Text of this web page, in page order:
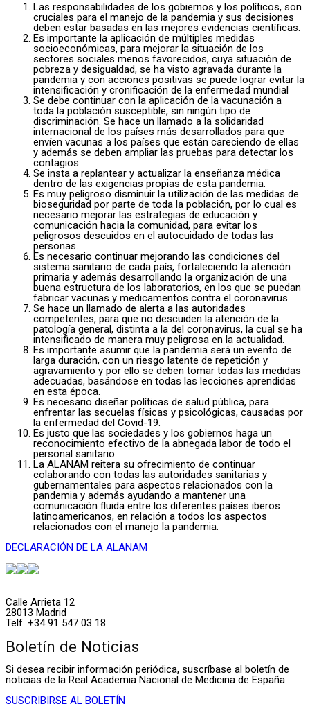
Las responsabilidades de los gobiernos y los políticos, son
cruciales para el manejo de la pandemia y sus decisiones
deben estar basadas en las mejores evidencias científicas.
Es importante la aplicación de múltiples medidas
socioeconómicas, para mejorar la situación de los
sectores sociales menos favorecidos, cuya situación de
pobreza y desigualdad, se ha visto agravada durante la
pandemia y con acciones positivas se puede lograr evitar la
intensificación y cronificación de la enfermedad mundial
Se debe continuar con la aplicación de la vacunación a
toda la población susceptible, sin ningún tipo de
discriminación. Se hace un llamado a la solidaridad
internacional de los países más desarrollados para que
envíen vacunas a los países que están careciendo de ellas
y además se deben ampliar las pruebas para detectar los
contagios.
Se insta a replantear y actualizar la enseñanza médica
dentro de las exigencias propias de esta pandemia.
Es muy peligroso disminuir la utilización de las medidas de
bioseguridad por parte de toda la población, por lo cual es
necesario mejorar las estrategias de educación y
comunicación hacia la comunidad, para evitar los
peligrosos descuidos en el autocuidado de todas las
personas.
Es necesario continuar mejorando las condiciones del
sistema sanitario de cada país, fortaleciendo la atención
primaria y además desarrollando la organización de una
buena estructura de los laboratorios, en los que se puedan
fabricar vacunas y medicamentos contra el coronavirus.
Se hace un llamado de alerta a las autoridades
competentes, para que no descuiden la atención de la
patología general, distinta a la del coronavirus, la cual se ha
intensificado de manera muy peligrosa en la actualidad.
Es importante asumir que la pandemia será un evento de
larga duración, con un riesgo latente de repetición y
agravamiento y por ello se deben tomar todas las medidas
adecuadas, basándose en todas las lecciones aprendidas
en esta época.
Es necesario diseñar políticas de salud pública, para
enfrentar las secuelas físicas y psicológicas, causadas por
la enfermedad del Covid-19.
Es justo que las sociedades y los gobiernos haga un
reconocimiento efectivo de la abnegada labor de todo el
personal sanitario.
La ALANAM reitera su ofrecimiento de continuar
colaborando con todas las autoridades sanitarias y
gubernamentales para aspectos relacionados con la
pandemia y además ayudando a mantener una
comunicación fluida entre los diferentes países iberos
latinoamericanos, en relación a todos los aspectos
relacionados con el manejo la pandemia.
DECLARACIÓN DE LA ALANAM
Calle Arrieta 12
28013 Madrid
Telf. +34 91 547 03 18
Boletín de Noticias
Si desea recibir información periódica, suscríbase al boletín de
noticias de la Real Academia Nacional de Medicina de España
SUSCRIBIRSE AL BOLETÍN